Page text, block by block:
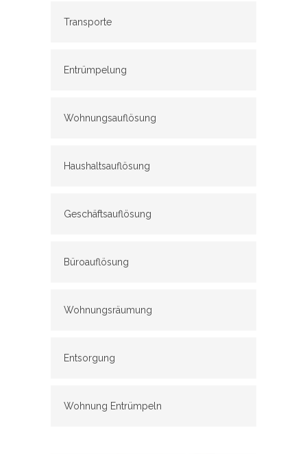
Transporte
Entrümpelung
Wohnungsauflösung
Haushaltsauflösung
Geschäftsauflösung
Büroauflösung
Wohnungsräumung
Entsorgung
Wohnung Entrümpeln